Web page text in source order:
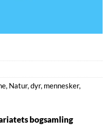
, Natur, dyr, mennesker,
bogsamling